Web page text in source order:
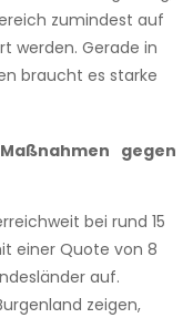
zumindest auf
werden. Gerade in
braucht es starke
gegen
bei rund 15
einer Quote von 8
auf.
zeigen,